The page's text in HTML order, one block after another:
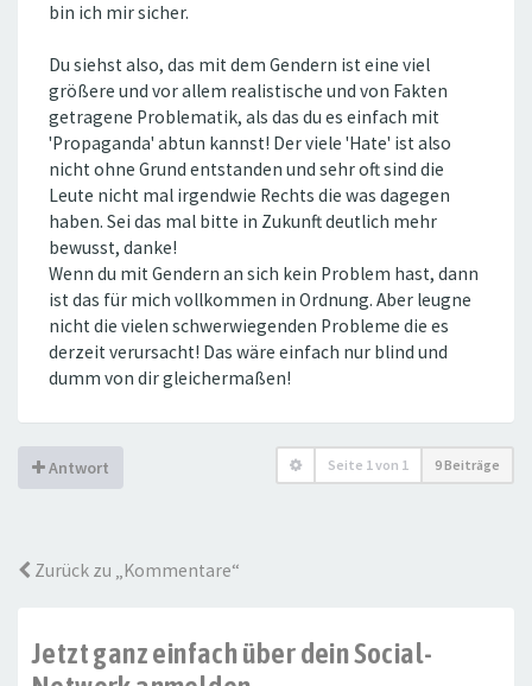
bin ich mir sicher.
Du siehst also, das mit dem Gendern ist eine viel
größere und vor allem realistische und von Fakten
getragene Problematik, als das du es einfach mit
'Propaganda' abtun kannst! Der viele 'Hate' ist also
nicht ohne Grund entstanden und sehr oft sind die
Leute nicht mal irgendwie Rechts die was dagegen
haben. Sei das mal bitte in Zukunft deutlich mehr
bewusst, danke!
Wenn du mit Gendern an sich kein Problem hast, dann
ist das für mich vollkommen in Ordnung. Aber leugne
nicht die vielen schwerwiegenden Probleme die es
derzeit verursacht! Das wäre einfach nur blind und
dumm von dir gleichermaßen!
Antwort Seite 1von 1 9 Beiträge
Zurück zu „Kommentare“
Jetzt ganz einfach über dein Social-